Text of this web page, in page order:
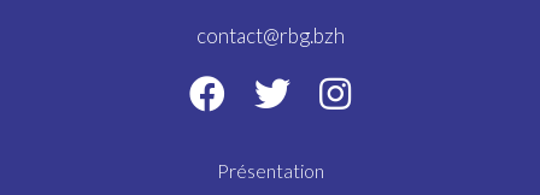
contact@rbg.bzh
Présentation